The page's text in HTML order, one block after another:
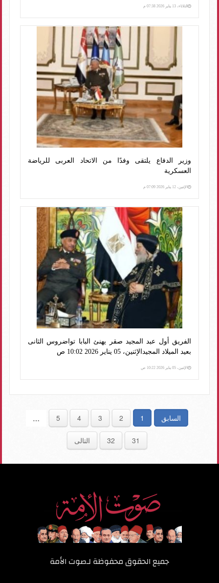
الثلاثاء، 13 يناير 2026 07:38 م
وزير الدفاع يلتقى وفدًا من الاتحاد العربى للرياضة
العسكرية
الإثنين، 12 يناير 2026 07:09 م
الفريق أول عبد المجيد صقر يهنئ البابا تواضروس الثانى
بعيد الميلاد المجيدالإثنين، 05 يناير 2026 10:02 ص
الإثنين، 05 يناير 2026 10:22 ص
السابق 1
2
3
4
5
…
31
32 التالى
جميع الحقوق محفوظة لـصوت الأمة